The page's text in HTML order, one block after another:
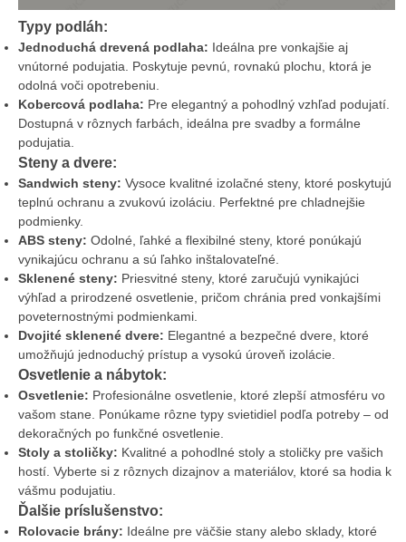
Typy podláh:
Jednoduchá drevená podlaha: Ideálna pre vonkajšie aj
vnútorné podujatia. Poskytuje pevnú, rovnakú plochu, ktorá je
odolná voči opotrebeniu.
Kobercová podlaha: Pre elegantný a pohodlný vzhľad podujatí.
Dostupná v rôznych farbách, ideálna pre svadby a formálne
podujatia.
Steny a dvere:
Sandwich steny: Vysoce kvalitné izolačné steny, ktoré poskytujú
teplnú ochranu a zvukovú izoláciu. Perfektné pre chladnejšie
podmienky.
ABS steny: Odolné, ľahké a flexibilné steny, ktoré ponúkajú
vynikajúcu ochranu a sú ľahko inštalovateľné.
Sklenené steny: Priesvitné steny, ktoré zaručujú vynikajúci
výhľad a prirodzené osvetlenie, pričom chránia pred vonkajšími
poveternostnými podmienkami.
Dvojité sklenené dvere: Elegantné a bezpečné dvere, ktoré
umožňujú jednoduchý prístup a vysokú úroveň izolácie.
Osvetlenie a nábytok:
Osvetlenie: Profesionálne osvetlenie, ktoré zlepší atmosféru vo
vašom stane. Ponúkame rôzne typy svietidiel podľa potreby – od
dekoračných po funkčné osvetlenie.
Stoly a stoličky: Kvalitné a pohodlné stoly a stoličky pre vašich
hostí. Vyberte si z rôznych dizajnov a materiálov, ktoré sa hodia k
vášmu podujatiu.
Ďalšie príslušenstvo:
Rolovacie brány: Ideálne pre väčšie stany alebo sklady, ktoré